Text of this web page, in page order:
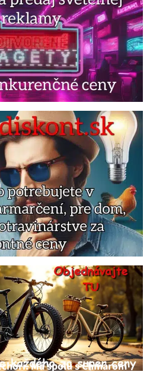
Má spolu s Chmarom